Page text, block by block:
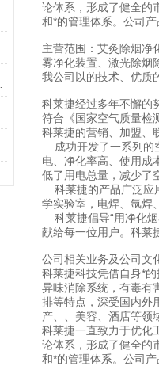
论体系，形成了健全的
和*的管理体系。公司
主营范围：艾灸除烟净
雾净化装置、激光除烟
我公司以的技术、优质
科莱捷经过多年不懈的
符合《国家空气质量检
科莱捷的营销、加盟
成功开发了一系列的
电、净化率高、使用成
低了用电总量，减少了
科莱捷的产品广泛应
学实验室，电焊、氩焊
科莱捷倡导“用净化
献给每一位用户。科莱
公司相关业务及公司文
科莱捷科技凭借自身*
异味消除系统，有毒有
排等特点，深受国内外
产、、美容、酒店等领
科莱捷一直致力于优化
论体系，形成了健全的
和*的管理体系。公司